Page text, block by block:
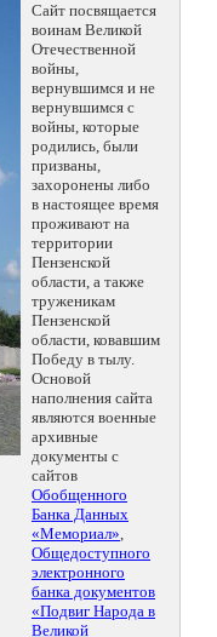
Сайт посвящается
воинам Великой
Отечественной
войны,
вернувшимся и не
вернувшимся с
войны, которые
родились, были
призваны,
захоронены либо
в настоящее время
проживают на
территории
Пензенской
области, а также
труженикам
Пензенской
области, ковавшим
Победу в тылу.
Основой
наполнения сайта
являются военные
архивные
документы с
сайтов
Обобщенного
Банка Данных
«Мемориал»,
Общедоступного
электронного
банка документов
«Подвиг Народа в
Великой